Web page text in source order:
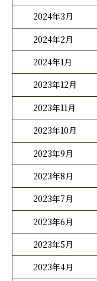
2024年3月
2024年2月
2024年1月
2023年12月
2023年11月
2023年10月
2023年9月
2023年8月
2023年7月
2023年6月
2023年5月
2023年4月